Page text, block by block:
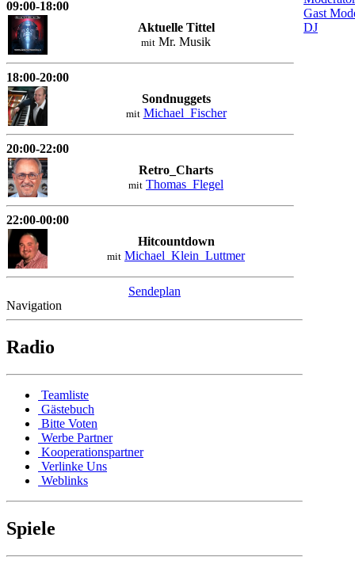
09:00-18:00
Aktuelle Tittel
mit Mr. Musik
18:00-20:00
Sondnuggets
mit Michael_Fischer
20:00-22:00
Retro_Charts
mit Thomas_Flegel
22:00-00:00
Hitcountdown
mit Michael_Klein_Luttmer
Sendeplan
Navigation
Radio
Teamliste
Gästebuch
Bitte Voten
Werbe Partner
Kooperationspartner
Verlinke Uns
Weblinks
Spiele
Gast
DJ